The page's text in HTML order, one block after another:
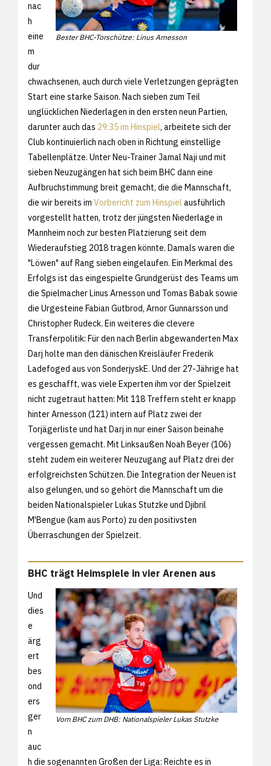
Bester BHC-Torschütze: Linus Arnesson
nac
h
eine
m
dur
chwachsenen, auch durch viele Verletzungen geprägten
Start eine starke Saison. Nach sieben zum Teil
unglücklichen Niederlagen in den ersten neun Partien,
darunter auch das 29:35 im Hinspiel, arbeitete sich der
Club kontinuierlich nach oben in Richtung einstellige
Tabellenplätze. Unter Neu-Trainer Jamal Naji und mit
sieben Neuzugängen hat sich beim BHC dann eine
Aufbruchstimmung breit gemacht, die die Mannschaft,
die wir bereits im Vorbericht zum Hinspiel ausführlich
vorgestellt hatten, trotz der jüngsten Niederlage in
Mannheim noch zur besten Platzierung seit dem
Wiederaufstieg 2018 tragen könnte. Damals waren die
"Löwen" auf Rang sieben eingelaufen. Ein Merkmal des
Erfolgs ist das eingespielte Grundgerüst des Teams um
die Spielmacher Linus Arnesson und Tomas Babak sowie
die Urgesteine Fabian Gutbrod, Arnor Gunnarsson und
Christopher Rudeck. Ein weiteres die clevere
Transferpolitik: Für den nach Berlin abgewanderten Max
Darj holte man den dänischen Kreisläufer Frederik
Ladefoged aus von SonderjyskE. Und der 27-Jährige hat
es geschafft, was viele Experten ihm vor der Spielzeit
nicht zugetraut hatten: Mit 118 Treffern steht er knapp
hinter Arnesson (121) intern auf Platz zwei der
Torjägerliste und hat Darj in nur einer Saison beinahe
vergessen gemacht. Mit Linksaußen Noah Beyer (106)
steht zudem ein weiterer Neuzugang auf Platz drei der
erfolgreichsten Schützen. Die Integration der Neuen ist
also gelungen, und so gehört die Mannschaft um die
beiden Nationalspieler Lukas Stutzke und Djibril
M'Bengue (kam aus Porto) zu den positivsten
Überraschungen der Spielzeit.
BHC trägt Heimspiele in vier Arenen aus
Vom BHC zum DHB: Nationalspieler Lukas Stutzke
Und
dies
e
ärg
ert
bes
ond
ers
ger
n
auc
h die sogenannten Großen der Liga: Reichte es in